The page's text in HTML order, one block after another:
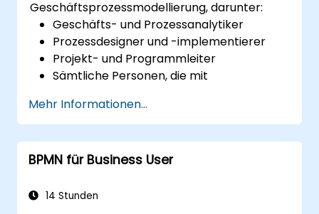
Geschäftsprozessmodellierung, darunter:
Geschäfts- und Prozessanalytiker
Prozessdesigner und -implementierer
Projekt- und Programmleiter
Sämtliche Personen, die mit
transformation befasst sind.
Mehr Informationen...
BPMN für Business User
14 Stunden